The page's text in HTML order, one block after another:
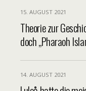
15. AUGUST 2021
Theorie zur
doch „Pharaoh
14. AUGUST 2021